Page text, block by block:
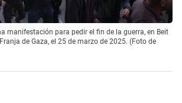
manifestación para pedir el fin de la guerra, en Beit
de Gaza, el 25 de marzo de 2025. (Foto de